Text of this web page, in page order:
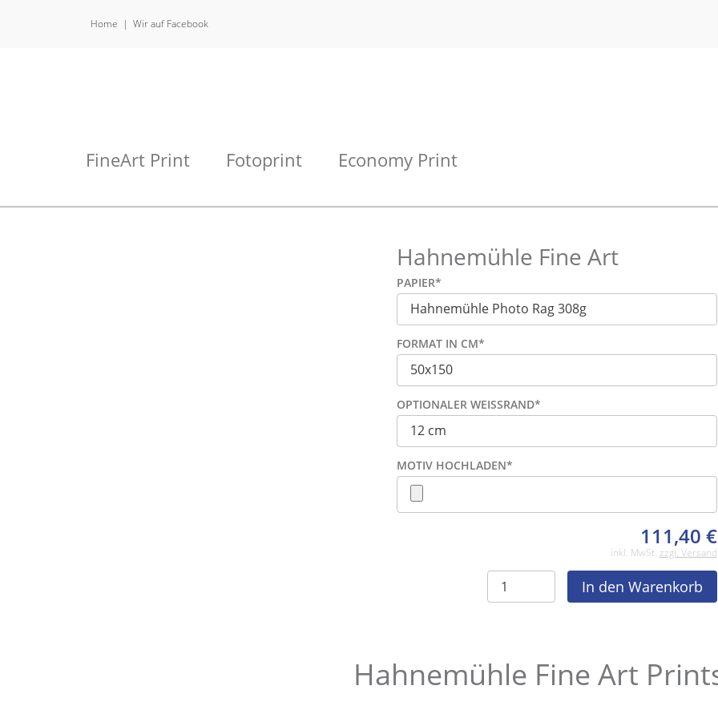
Home Wir auf Facebook
FineArt Print Fotoprint Economy Print
Hahnemühle Fine Art
PAPIER*
FORMAT IN CM*
OPTIONALER WEISSRAND *
MOTIV HOCHLADEN*
111,40 €
inkl. MwSt. zzgl. Versand
Hahnemühle Fine Art